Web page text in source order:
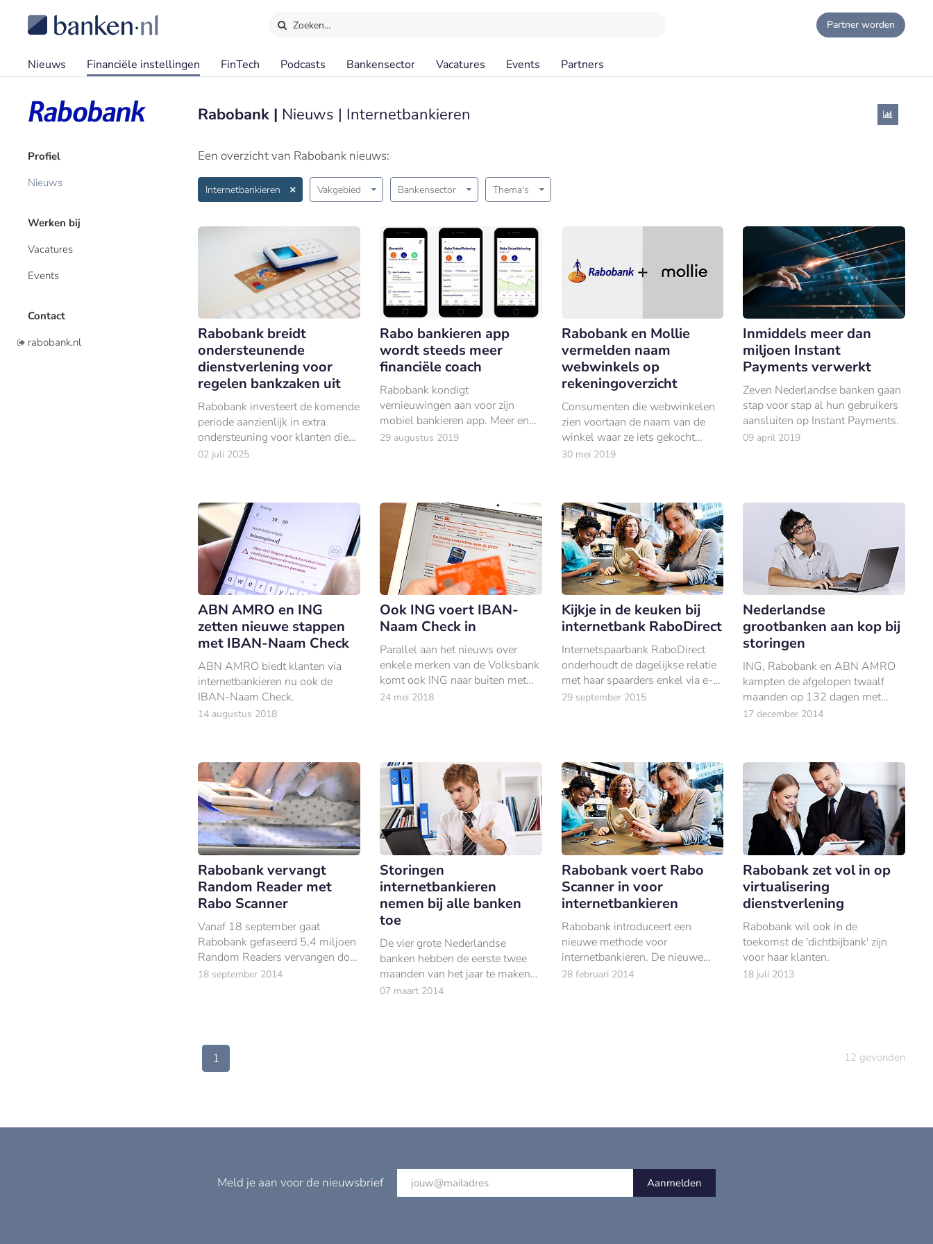
Zoeken… Partner worden
Nieuws Financiële instellingen FinTech Podcasts Bankensector Vacatures Events Partners
Profiel
Nieuws
Werken bij
Vacatures
Events
Contact
rabobank.nl
Rabobank | Nieuws | Internetbankieren
Een overzicht van Rabobank nieuws:
Internetbankieren Vakgebied Bankensector Thema's
Rabobank breidt
ondersteunende
dienstverlening voor
regelen bankzaken uit
Rabobank investeert de komende
periode aanzienlijk in extra
ondersteuning voor klanten die
hulp kunnen gebruiken bij het
02 juli 2025
Rabo bankieren app
wordt steeds meer
financiële coach
Rabobank kondigt
vernieuwingen aan voor zijn
mobiel bankieren app. Meer en
meer wordt de app een financiële
29 augustus 2019
Rabobank en Mollie
vermelden naam
webwinkels op
rekeningoverzicht
Consumenten die webwinkelen
zien voortaan de naam van de
winkel waar ze iets gekocht
hebben terug op hun
30 mei 2019
Inmiddels meer dan
miljoen Instant
Payments verwerkt
Zeven Nederlandse banken gaan
stap voor stap al hun gebruikers
aansluiten op Instant Payments.
09 april 2019
ABN AMRO en ING
zetten nieuwe stappen
met IBAN-Naam Check
ABN AMRO biedt klanten via
internetbankieren nu ook de
IBAN-Naam Check.
14 augustus 2018
Ook ING voert IBAN-
Naam Check in
Parallel aan het nieuws over
enkele merken van de Volksbank
komt ook ING naar buiten met
het nieuws van invoering van de
24 mei 2018
Kijkje in de keuken bij
internetbank RaboDirect
Internetspaarbank RaboDirect
onderhoudt de dagelijkse relatie
met haar spaarders enkel via e-
mail, online media, social media
29 september 2015
Nederlandse
grootbanken aan kop bij
storingen
ING, Rabobank en ABN AMRO
kampten de afgelopen twaalf
maanden op 132 dagen met
grote storingen. Daarmee is
17 december 2014
Rabobank vervangt
Random Reader met
Rabo Scanner
Vanaf 18 september gaat
Rabobank gefaseerd 5,4 miljoen
Random Readers vervangen door
de Rabo Scanner.
18 september 2014
Storingen
internetbankieren
nemen bij alle banken
toe
De vier grote Nederlandse
banken hebben de eerste twee
maanden van het jaar te maken
gehad met een toenemend aantal
07 maart 2014
Rabobank voert Rabo
Scanner in voor
internetbankieren
Rabobank introduceert een
nieuwe methode voor
internetbankieren. De nieuwe
methode, getiteld de Rabo
28 februari 2014
Rabobank zet vol in op
virtualisering
dienstverlening
Rabobank wil ook in de
toekomst de 'dichtbijbank' zijn
voor haar klanten.
18 juli 2013
1 12 gevonden
Meld je aan voor de nieuwsbrief Aanmelden